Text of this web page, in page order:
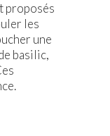
proposés
les
une
basilic,